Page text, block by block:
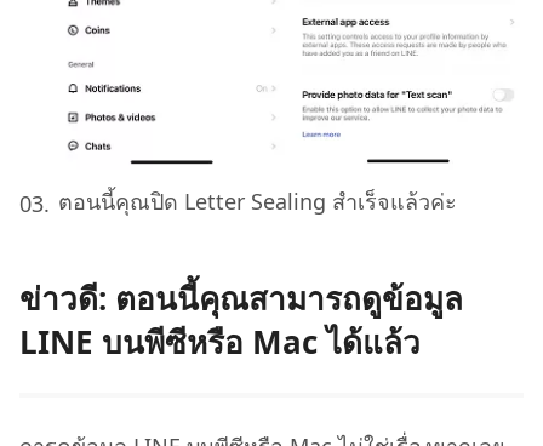
ตอนนี้คุณปิด Letter Sealing สำเร็จแล้วค่ะ
ข่าวดี: ตอนนี้คุณสามารถดูข้อมูล
LINE บนพีซีหรือ Mac ได้แล้ว